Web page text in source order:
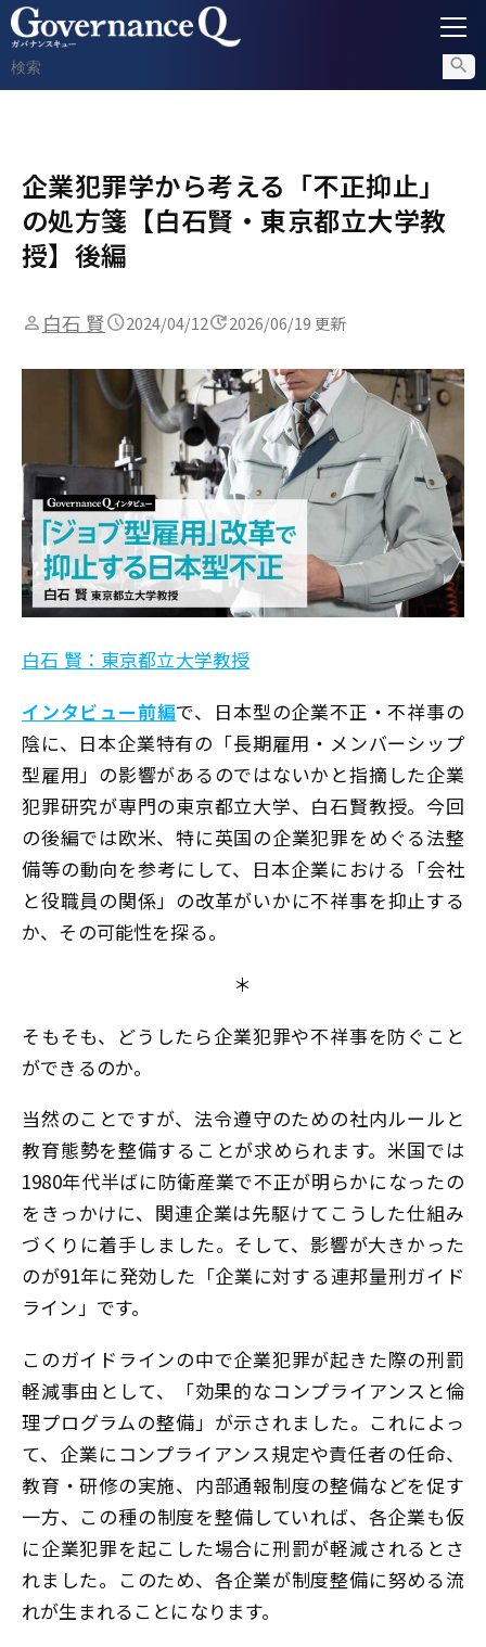
内部通報
コンプライアンス調査
不正対策
セミナー情報
企業犯罪学から考える「不正抑止」
の処方箋【白石賢・東京都立大学教
授】後編
白石 賢 2024/04/12 2026/06/19 更新
白石 賢：東京都立大学教授
インタビュー前編で、日本型の企業不正・不祥事の
陰に、日本企業特有の「長期雇用・メンバーシップ
型雇用」の影響があるのではないかと指摘した企業
犯罪研究が専門の東京都立大学、白石賢教授。今回
の後編では欧米、特に英国の企業犯罪をめぐる法整
備等の動向を参考にして、日本企業における「会社
と役職員の関係」の改革がいかに不祥事を抑止する
か、その可能性を探る。
＊
そもそも、どうしたら企業犯罪や不祥事を防ぐこと
ができるのか。
当然のことですが、法令遵守のための社内ルールと
教育態勢を整備することが求められます。米国では
1980年代半ばに防衛産業で不正が明らかになったの
をきっかけに、関連企業は先駆けてこうした仕組み
づくりに着手しました。そして、影響が大きかった
のが91年に発効した「企業に対する連邦量刑ガイド
ライン」です。
このガイドラインの中で企業犯罪が起きた際の刑罰
軽減事由として、「効果的なコンプライアンスと倫
理プログラムの整備」が示されました。これによっ
て、企業にコンプライアンス規定や責任者の任命、
教育・研修の実施、内部通報制度の整備などを促す
一方、この種の制度を整備していれば、各企業も仮
に企業犯罪を起こした場合に刑罰が軽減されるとさ
れました。このため、各企業が制度整備に努める流
れが生まれることになります。